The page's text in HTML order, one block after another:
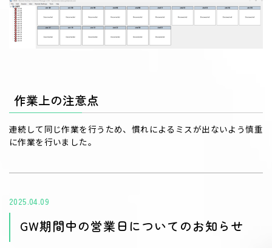
作業上の注意点
連続して同じ作業を行うため、慣れによるミスが出ないよう慎重
に作業を行いました。
2025.04.09
GW期間中の営業日についてのお知らせ